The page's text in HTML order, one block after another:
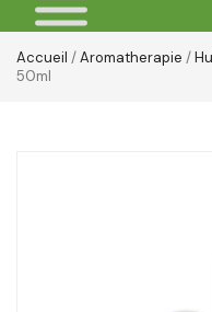
Accueil /Aromatherapie /
50ml